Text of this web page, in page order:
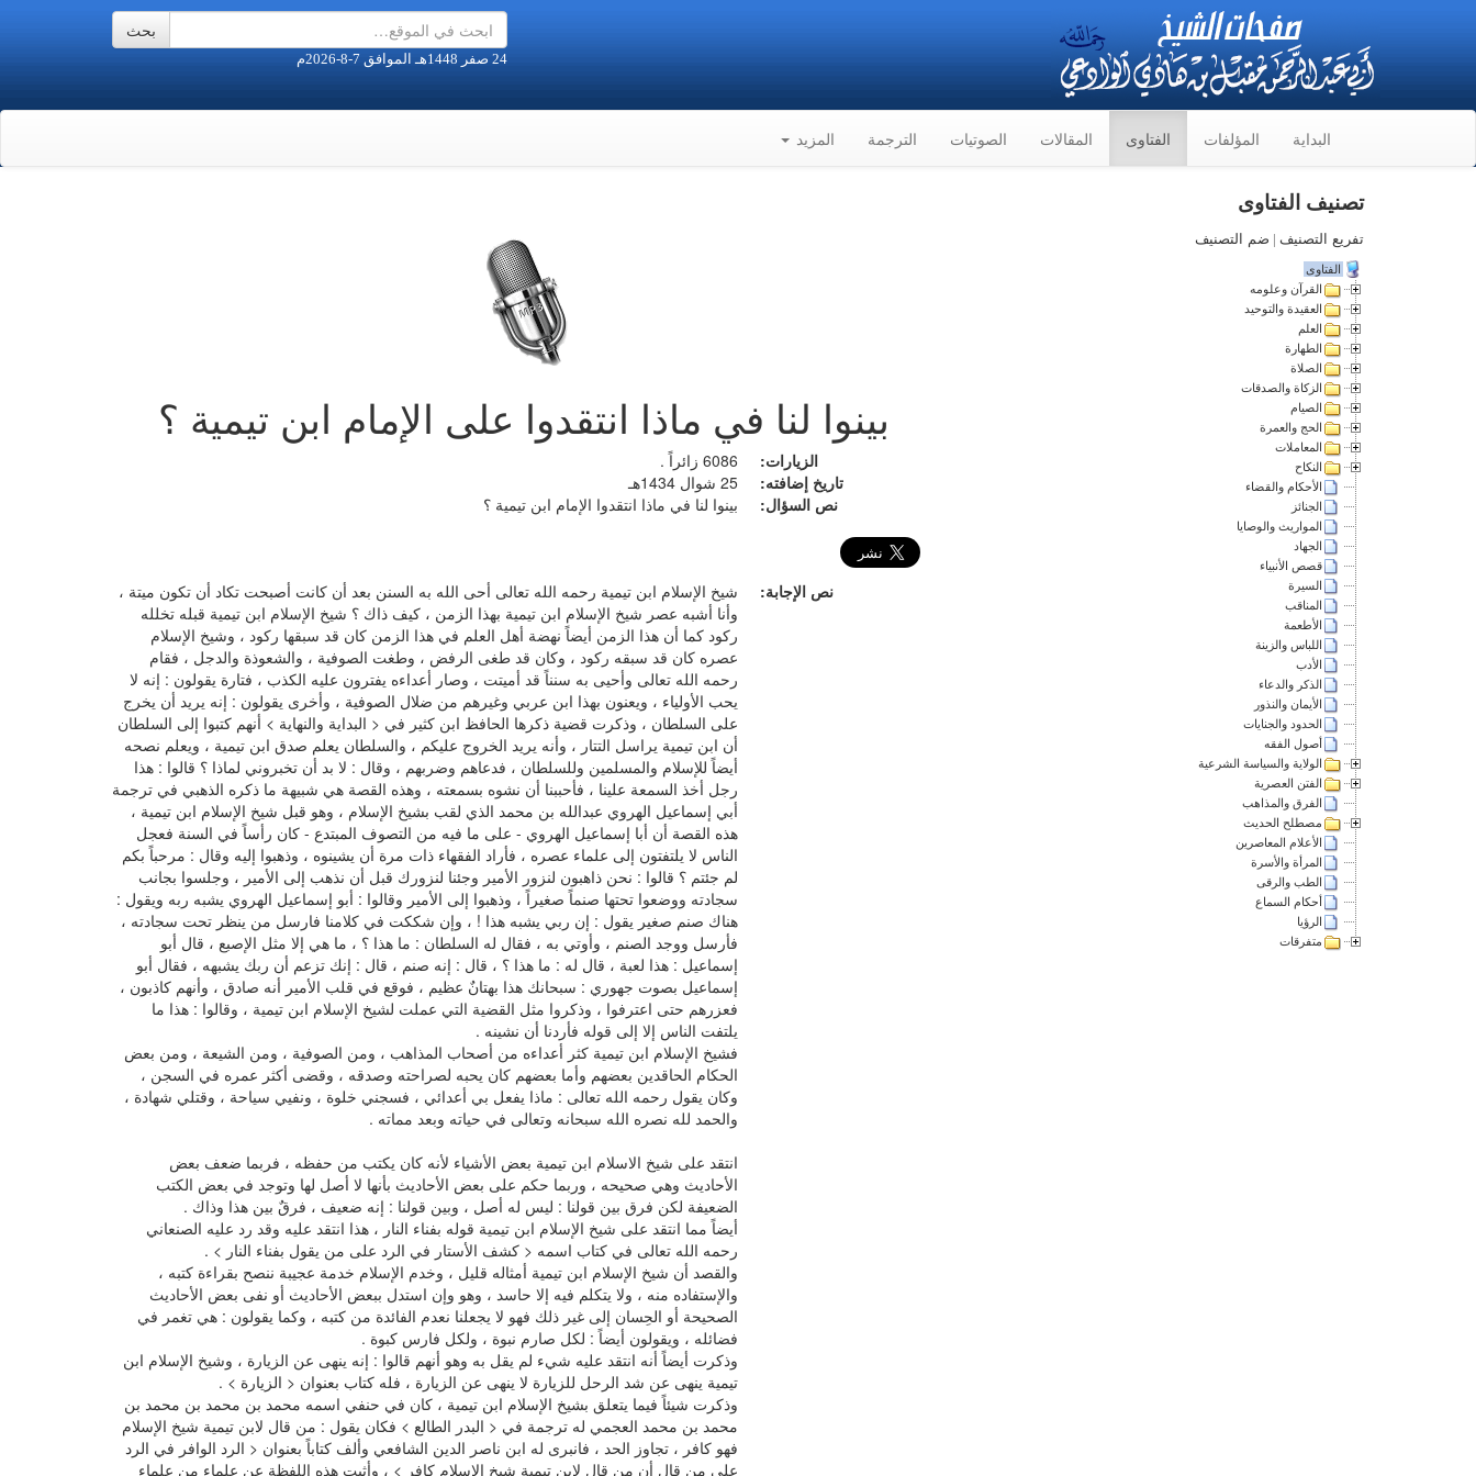
24 صفر 1448هـ الموافق 7-8-2026م
البداية المؤلفات الفتاوى المقالات الصوتيات الترجمة المزيد
بينوا لنا في ماذا انتقدوا على الإمام ابن تيمية ؟
الزيارات:
6086 زائراً .
تاريخ إضافته:
25 شوال 1434هـ
نص السؤال:
بينوا لنا في ماذا انتقدوا الإمام ابن تيمية ؟
نص الإجابة:
شيخ الإسلام ابن تيمية رحمه الله تعالى أحى الله به السنن بعد أن كانت أصبحت تكاد أن تكون ميتة ،
وأنا أشبه عصر شيخ الإسلام ابن تيمية بهذا الزمن ، كيف ذاك ؟ شيخ الإسلام ابن تيمية قبله تخلله
ركود كما أن هذا الزمن أيضاً نهضة أهل العلم في هذا الزمن كان قد سبقها ركود ، وشيخ الإسلام
عصره كان قد سبقه ركود ، وكان قد طغى الرفض ، وطغت الصوفية ، والشعوذة والدجل ، فقام
رحمه الله تعالى وأحيى به سنناً قد أميتت ، وصار أعداءه يفترون عليه الكذب ، فتارة يقولون : إنه لا
يحب الأولياء ، ويعنون بهذا ابن عربي وغيرهم من ضلال الصوفية ، وأخرى يقولون : إنه يريد أن يخرج
على السلطان ، وذكرت قضية ذكرها الحافظ ابن كثير في < البداية والنهاية > أنهم كتبوا إلى السلطان
أن ابن تيمية يراسل التتار ، وأنه يريد الخروج عليكم ، والسلطان يعلم صدق ابن تيمية ، ويعلم نصحه
أيضاً للإسلام والمسلمين وللسلطان ، فدعاهم وضربهم ، وقال : لا بد أن تخبروني لماذا ؟ قالوا : هذا
رجل أخذ السمعة علينا ، فأحببنا أن نشوه بسمعته ، وهذه القصة هي شبيهة ما ذكره الذهبي في ترجمة
أبي إسماعيل الهروي عبدالله بن محمد الذي لقب بشيخ الإسلام ، وهو قبل شيخ الإسلام ابن تيمية ،
هذه القصة أن أبا إسماعيل الهروي - على ما فيه من التصوف المبتدع - كان رأساً في السنة فعجل
الناس لا يلتفتون إلى علماء عصره ، فأراد الفقهاء ذات مرة أن يشينوه ، وذهبوا إليه وقال : مرحباً بكم
لم جئتم ؟ قالوا : نحن ذاهبون لنزور الأمير وجئنا لنزورك قبل أن نذهب إلى الأمير ، وجلسوا بجانب
سجادته ووضعوا تحتها صنماً صغيراً ، وذهبوا إلى الأمير وقالوا : أبو إسماعيل الهروي يشبه ربه ويقول :
هناك صنم صغير يقول : إن ربي يشبه هذا ! ، وإن شككت في كلامنا فارسل من ينظر تحت سجادته ،
فأرسل ووجد الصنم ، وأوتي به ، فقال له السلطان : ما هذا ؟ ، ما هي إلا مثل الإصبع ، قال أبو
إسماعيل : هذا لعبة ، قال له : ما هذا ؟ ، قال : إنه صنم ، قال : إنك تزعم أن ربك يشبهه ، فقال أبو
إسماعيل بصوت جهوري : سبحانك هذا بهتانٌ عظيم ، فوقع في قلب الأمير أنه صادق ، وأنهم كاذبون ،
فعزرهم حتى اعترفوا ، وذكروا مثل القضية التي عملت لشيخ الإسلام ابن تيمية ، وقالوا : هذا ما
يلتفت الناس إلا إلى قوله فأردنا أن نشينه .
فشيخ الإسلام ابن تيمية كثر أعداءه من أصحاب المذاهب ، ومن الصوفية ، ومن الشيعة ، ومن بعض
الحكام الحاقدين بعضهم وأما بعضهم كان يحبه لصراحته وصدقه ، وقضى أكثر عمره في السجن ،
وكان يقول رحمه الله تعالى : ماذا يفعل بي أعدائي ، فسجني خلوة ، ونفيي سياحة ، وقتلي شهادة ،
والحمد لله نصره الله سبحانه وتعالى في حياته وبعد مماته .
انتقد على شيخ الاسلام ابن تيمية بعض الأشياء لأنه كان يكتب من حفظه ، فربما ضعف بعض
الأحاديث وهي صحيحه ، وربما حكم على بعض الأحاديث بأنها لا أصل لها وتوجد في بعض الكتب
الضعيفة لكن فرق بين قولنا : ليس له أصل ، وبين قولنا : إنه ضعيف ، فرقٌ بين هذا وذاك .
أيضاً مما انتقد على شيخ الإسلام ابن تيمية قوله بفناء النار ، هذا انتقد عليه وقد رد عليه الصنعاني
رحمه الله تعالى في كتاب اسمه < كشف الأستار في الرد على من يقول بفناء النار > .
والقصد أن شيخ الإسلام ابن تيمية أمثاله قليل ، وخدم الإسلام خدمة عجيبة ننصح بقراءة كتبه ،
والإستفاده منه ، ولا يتكلم فيه إلا حاسد ، وهو وإن استدل ببعض الأحاديث أو نفى بعض الأحاديث
الصحيحة أو الحِسان إلى غير ذلك فهو لا يجعلنا نعدم الفائدة من كتبه ، وكما يقولون : هي تغمر في
فضائله ، ويقولون أيضاً : لكل صارم نبوة ، ولكل فارس كبوة .
وذكرت أيضاً أنه انتقد عليه شيء لم يقل به وهو أنهم قالوا : إنه ينهى عن الزيارة ، وشيخ الإسلام ابن
تيمية ينهى عن شد الرحل للزيارة لا ينهى عن الزيارة ، فله كتاب بعنوان < الزيارة > .
وذكرت شيئاً فيما يتعلق بشيخ الإسلام ابن تيمية ، كان في حنفي اسمه محمد بن محمد بن محمد بن
محمد بن محمد العجمي له ترجمة في < البدر الطالع > فكان يقول : من قال لابن تيمية شيخ الإسلام
فهو كافر ، تجاوز الحد ، فانبرى له ابن ناصر الدين الشافعي وألف كتاباً بعنوان < الرد الوافر في الرد
على من قال أن من قال لابن تيمية شيخ الإسلام كافر > ، وأثبت هذه اللفظة عن علماء من علماء
تصنيف الفتاوى
تفريع التصنيف | ضم التصنيف
الفتاوى
القرآن وعلومه
العقيدة والتوحيد
العلم
الطهارة
الصلاة
الزكاة والصدقات
الصيام
الحج والعمرة
المعاملات
النكاح
الأحكام والقضاء
الجنائز
المواريث والوصايا
الجهاد
قصص الأنبياء
السيرة
المناقب
الأطعمة
اللباس والزينة
الأدب
الذكر والدعاء
الأيمان والنذور
الحدود والجنايات
أصول الفقه
الولاية والسياسة الشرعية
الفتن العصرية
الفرق والمذاهب
مصطلح الحديث
الأعلام المعاصرين
المرأة والأسرة
الطب والرقى
أحكام السماع
الرؤيا
متفرقات